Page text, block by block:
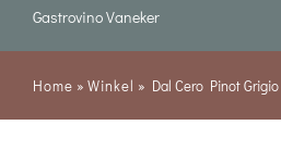
Gastrovino Vaneker
Home » Winkel » Dal Cero Pinot Grigio